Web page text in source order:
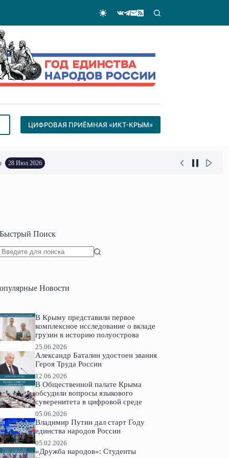
ЦИФРОВАЯ ПРИЁМНАЯ «ИКТ-КРЫМ»
28 Июл 2026
Быстрый Поиск
Новости
В Крыму представили первое
комплексное исследование о вкладе
грузин в историю полуострова
25.06.2026
Александр Баталин удостоен звания
Героя Труда России
12.06.2026
В Общественной палате Крыма
обсудили вопросы языкового
суверенитета в цифровой среде
05.06.2026
Владимир Путин дал старт Году
единства народов России
05.02.2026
«Дружба народов»: Студенты